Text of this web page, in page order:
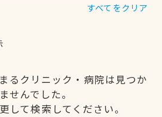
すべてをクリア
るクリニック・病院は見つか
せんでした。
して検索してください。